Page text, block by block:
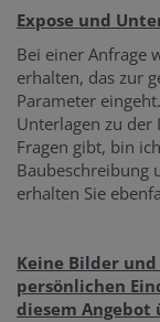
Expose und
Bei einer Anfrage
erhalten, das zur
Parameter
Unterlagen zu der
Fragen gibt, bin
Baubeschreibung
erhalten Sie
Keine Bilder
persönlichen
diesem Angebot